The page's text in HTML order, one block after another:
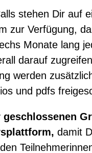
stehen Dir auf
zur Verfügung,
Monate lang
darauf
werden
und pdfs
geschlossenen
damit